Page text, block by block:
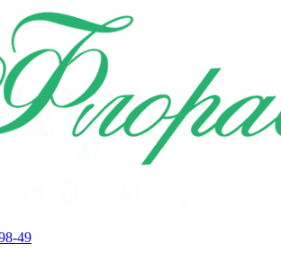
49